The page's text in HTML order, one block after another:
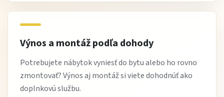
Výnos a montáž podľa dohody
Potrebujete nábytok vyniesť do bytu alebo ho rovno
zmontovať? Výnos aj montáž si viete dohodnúť ako
doplnkovú službu.